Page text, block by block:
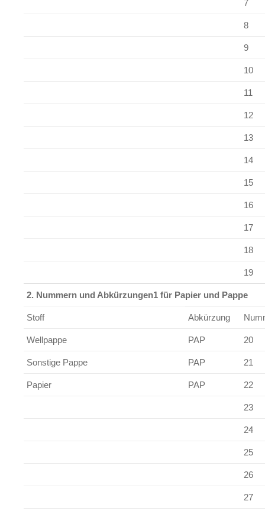
7
8
9
10
11
12
13
14
15
16
17
18
19
2. Nummern und Abkürzungen1 für Papier und Pappe
Stoff Abkürzung
Wellpappe PAP 20
Sonstige Pappe PAP 21
Papier PAP 22
23
24
25
26
27